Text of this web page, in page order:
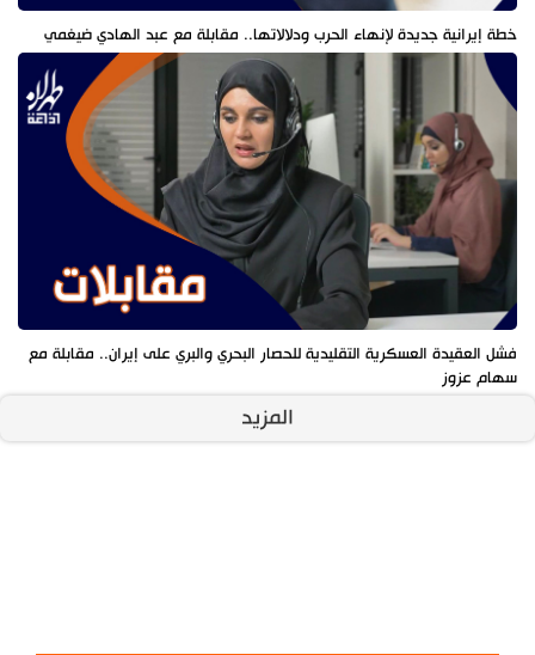
خطة إيرانية جديدة لإنهاء الحرب ودلالاتها.. مقابلة مع عبد الهادي ضيغمي
فشل العقيدة العسكرية التقليدية للحصار البحري والبري على إيران.. مقابلة مع
سهام عزوز
المزيد